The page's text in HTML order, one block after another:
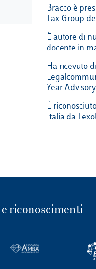
Bracco è
Tax Group
È autore di
docente in
Ha ricevuto
Year
È
Italia da
riconoscimenti